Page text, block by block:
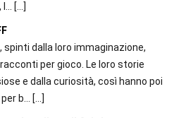
[…]
spinti dalla loro immaginazione,
per gioco. Le loro storie
e dalla curiosità, così hanno poi
b...
[…]